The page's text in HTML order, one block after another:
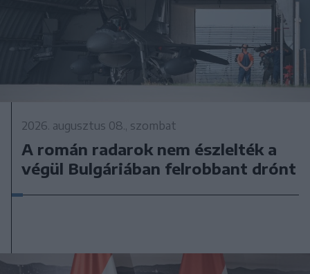
2026. augusztus 08., szombat
A román radarok nem észlelték a
végül Bulgáriában felrobbant drónt